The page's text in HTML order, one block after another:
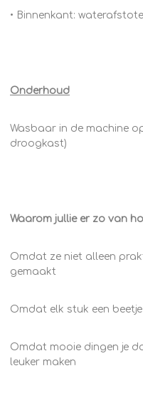
• Binnenkant:
Onderhoud
Wasbaar in de machine
droogkast)
Waarom jullie er zo van
Omdat ze niet alleen
gemaakt
Omdat elk stuk een
Omdat mooie dingen je
leuker maken